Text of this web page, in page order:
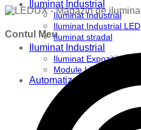
Iluminat Industrial
Iluminat Industrial
Iluminat Industrial LED
Iluminat stradal
Iluminat Industrial
Iluminat Expozitii
Module LED
Automatizari si Smart
Contul Meu